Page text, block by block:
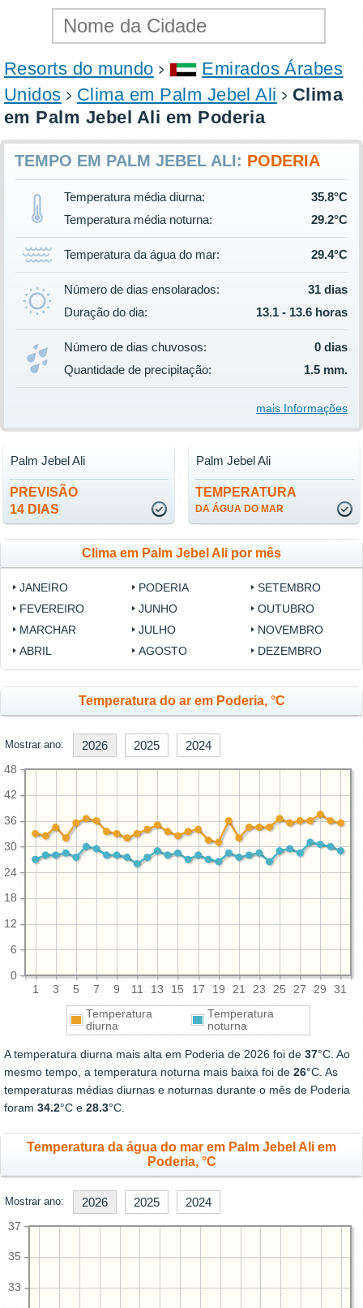
Resorts do mundo
Emirados Árabes
Unidos
Clima em Palm Jebel Ali
Clima
em Palm Jebel Ali em Poderia
TEMPO EM PALM JEBEL ALI: PODERIA
Temperatura média diurna:
35.8°C
Temperatura média noturna:
29.2°C
Temperatura da água do mar: 29.4°C
Número de dias ensolarados:
31 dias
Duração do dia:
13.1 - 13.6 horas
Número de dias chuvosos:
0 dias
Quantidade de precipitação:
1.5 mm.
mais Informações
PREVISÃO
14 DIAS
Palm Jebel Ali
TEMPERATURA
DA ÁGUA DO MAR
Palm Jebel Ali
Clima em Palm Jebel Ali por mês
JANEIRO
FEVEREIRO
MARCHAR
ABRIL
PODERIA
JUNHO
JULHO
AGOSTO
SETEMBRO
OUTUBRO
NOVEMBRO
DEZEMBRO
Temperatura do ar em Poderia, °C
Mostrar ano: 2026 2025 2024
1 3 5 7 9 11 13 15 17 19 21 23 25 27 29 31
0
6
12
18
24
30
36
42
48
Temperatura
diurna
Temperatura
noturna
A temperatura diurna mais alta em Poderia de 2026 foi de 37°C. Ao
mesmo tempo, a temperatura noturna mais baixa foi de 26°C. As
temperaturas médias diurnas e noturnas durante o mês de Poderia
foram 34.2°C e 28.3°C.
Temperatura da água do mar em Palm Jebel Ali em
Poderia, °C
Mostrar ano: 2026 2025 2024
33
35
37